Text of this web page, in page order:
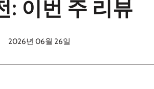
: 이번 주 리뷰
2026년 06월 26일